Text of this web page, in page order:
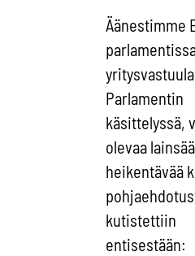
Äänestimme
Parlamentin
käsittelyssä,
olevaa
heikentävää
kutistettiin
entisestään: